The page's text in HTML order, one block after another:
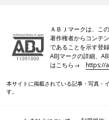
ＡＢＪマークは、こ
著作権者からコンテ
であることを示す登
ABJマークの詳細、
はこちら→https://
本サイトに掲載されている記事・写真・
す。